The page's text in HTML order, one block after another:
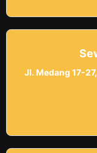
Jl. Medang 17-